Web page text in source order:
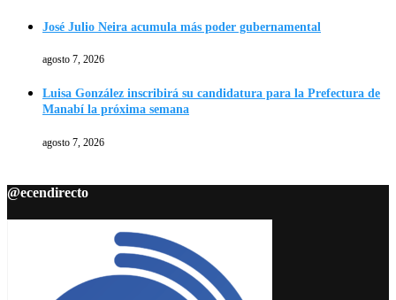
José Julio Neira acumula más poder gubernamental
agosto 7, 2026
Luisa González inscribirá su candidatura para la Prefectura de
Manabí la próxima semana
agosto 7, 2026
@ecendirecto